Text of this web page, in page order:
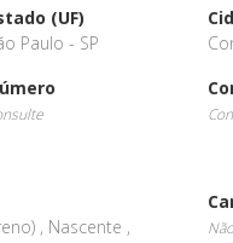
(UF)
Paulo - SP
, Nascente ,